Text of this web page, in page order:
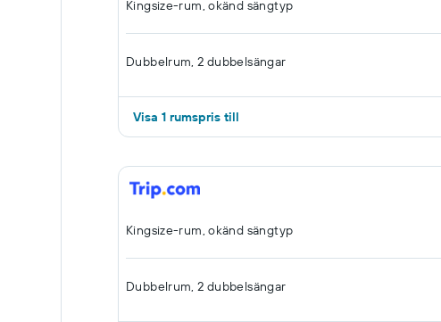
Kingsize-rum, okänd sängtyp
Dubbelrum, 2 dubbelsängar
Visa 1 rumspris till
Kingsize-rum, okänd sängtyp
Dubbelrum, 2 dubbelsängar